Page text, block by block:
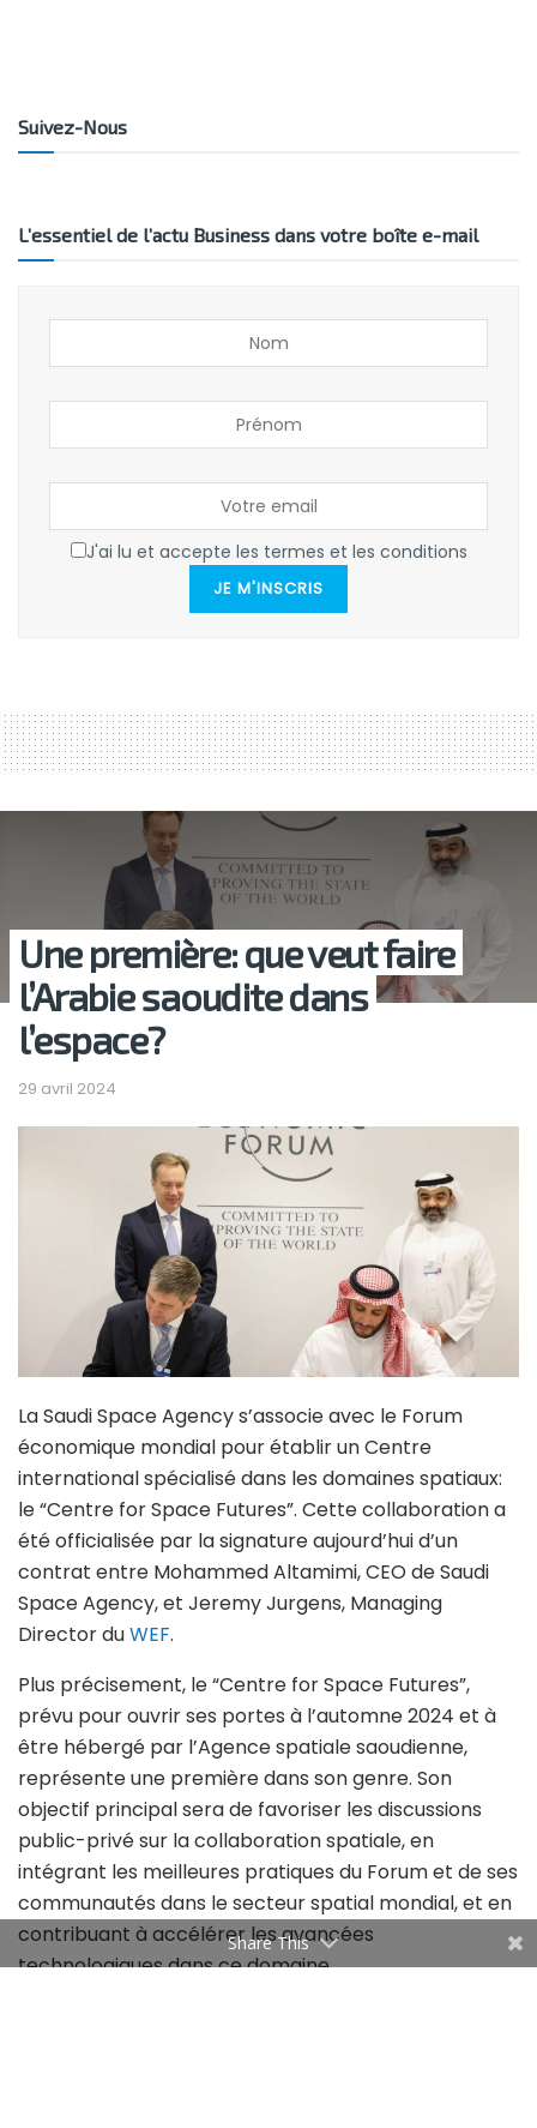
Suivez-Nous
L’essentiel de l’actu Business dans votre boîte e-mail
J'ai lu et accepte les termes et les conditions
JE M'INSCRIS
Une première: que veut faire
l’Arabie saoudite dans
l’espace?
29 avril 2024
La Saudi Space Agency s’associe avec le Forum
économique mondial pour établir un Centre
international spécialisé dans les domaines spatiaux:
le “Centre for Space Futures”. Cette collaboration a
été officialisée par la signature aujourd’hui d’un
contrat entre Mohammed Altamimi, CEO de Saudi
Space Agency, et Jeremy Jurgens, Managing
Director duWEF.
Plus précisement, le “Centre for Space Futures”,
prévu pour ouvrir ses portes à l’automne 2024 et à
être hébergé par l’Agence spatiale saoudienne,
représente une première dans son genre. Son
objectif principal sera de favoriser les discussions
public-privé sur la collaboration spatiale, en
intégrant les meilleures pratiques du Forum et de ses
communautés dans le secteur spatial mondial, et en
contribuant à accélérer les avancées
technologiques dans ce domaine.
Share This